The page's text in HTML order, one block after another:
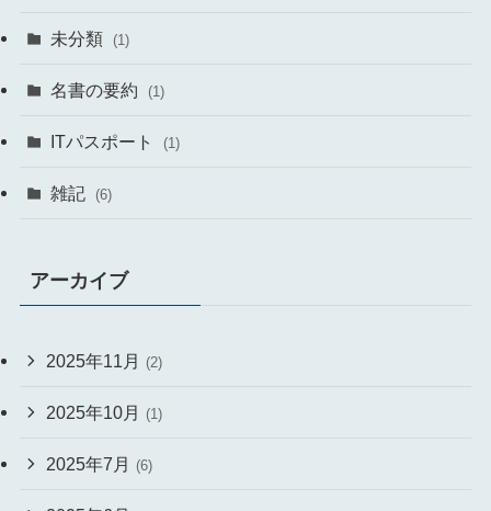
未分類 (1)
名書の要約 (1)
ITパスポート (1)
雑記 (6)
アーカイブ
2025年11月 (2)
2025年10月 (1)
2025年7月 (6)